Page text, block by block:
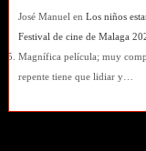
José Manuel en Los niños
Festival de cine de Malaga
Magnífica película; muy
repente tiene que lidiar y…